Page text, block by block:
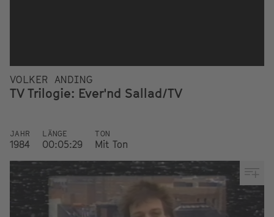
VOLKER ANDING
TV Trilogie: Ever'nd Sallad/TV
JAHR
1984
LÄNGE
00:05:29
TON
Mit Ton